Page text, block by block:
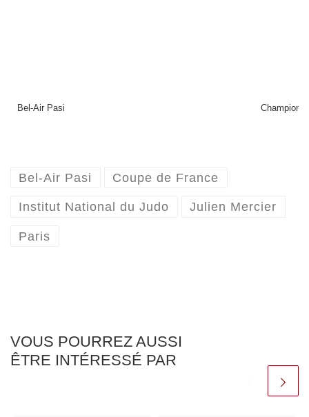
Bel-Air Pasi
Bel-Air Pasi Coupe de France
Institut National du Judo Julien Mercier
Paris
VOUS POURREZ AUSSI
ÊTRE INTÉRESSÉ PAR